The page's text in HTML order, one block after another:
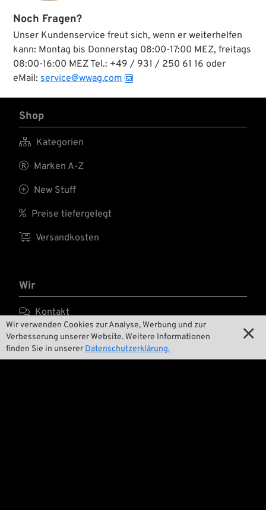
Wir verwenden Cookies zur Analyse, Werbung und zur
Verbesserung unserer Website. Weitere Informationen
finden Sie in unserer Datenschutzerklärung.

Noch Fragen?
Unser Kundenservice freut sich, wenn er weiterhelfen
kann: Montag bis Donnerstag 08:00-17:00 MEZ, freitags
08:00-16:00 MEZ Tel.: +49 / 931 / 250 61 16 oder
eMail: service@wwag.com
Shop
 Kategorien
 Marken A-Z
 New Stuff
 Preise tiefergelegt
 Versandkosten
Wir
 Kontakt
 Umwelt und Nachhaltigkeit
 Unsere Geschichte